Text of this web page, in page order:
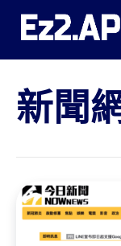
新聞